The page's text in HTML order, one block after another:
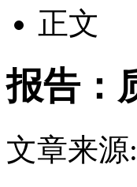
正文
报告：
文章来源